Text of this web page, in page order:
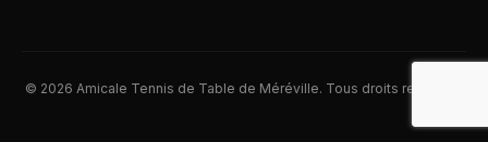
© 2026 Amicale Tennis de Table de Méréville. Tous droits reserves.